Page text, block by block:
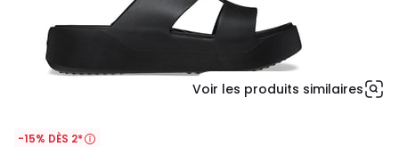
Voir les produits similaires
-15% DÈS 2*